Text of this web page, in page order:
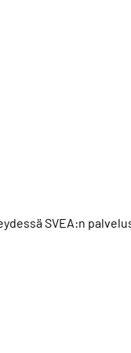
SVEA:n